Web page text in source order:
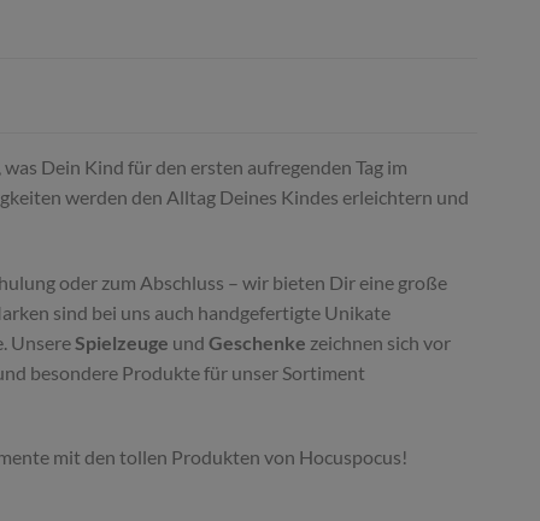
Dein Kind für den ersten aufregenden Tag im
werden den Alltag Deines Kindes erleichtern und
oder zum Abschluss – wir bieten Dir eine große
sind bei uns auch handgefertigte Unikate
Unsere Spielzeuge und Geschenke zeichnen sich vor
besondere Produkte für unser Sortiment
mit den tollen Produkten von Hocuspocus!